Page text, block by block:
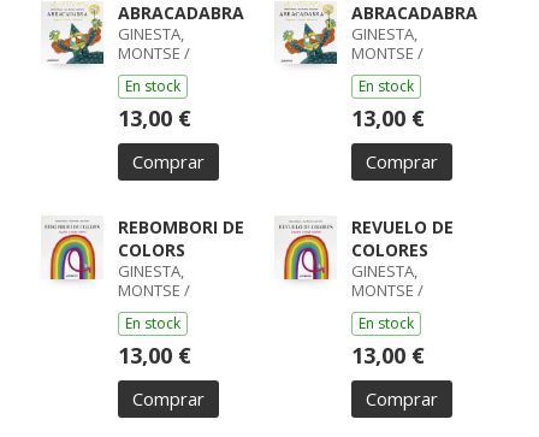
ABRACADABRA
GINESTA,
MONTSE /
PORTELL, JOAN
En stock
13,00 €
Comprar
ABRACADABRA
GINESTA,
MONTSE /
PORTELL, JOAN
PORTELL /
GINESTA,
MONTSE /
PORTELL, JOAN /
GINESTA,
MONTSE /
En stock
13,00 €
Comprar
REBOMBORI DE
COLORS
GINESTA,
MONTSE /
PORTELL, JOAN
PORTELL /
GINESTA,
MONTSE /
PORTELL, JOAN /
GINESTA,
MONTSE /
En stock
13,00 €
Comprar
REVUELO DE
COLORES
GINESTA,
MONTSE /
PORTELL, JOAN
En stock
13,00 €
Comprar